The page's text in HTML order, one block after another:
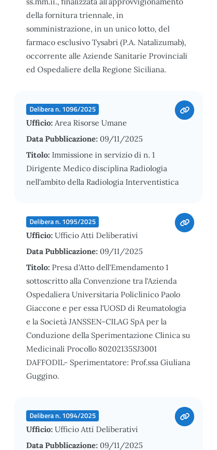
della fornitura triennale, in
somministrazione, in un unico lotto, del
farmaco esclusivo Tysabri (P.A. Natalizumab),
occorrente alle Aziende Sanitarie Provinciali
ed Ospedaliere della Regione Siciliana.
Delibera n. 1096/2025
Ufficio: Area Risorse Umane
Data Pubblicazione: 09/11/2025
Titolo: Immissione in servizio di n. 1
Dirigente Medico disciplina Radiologia
nell'ambito della Radiologia Interventistica
Delibera n. 1095/2025
Ufficio: Ufficio Atti Deliberativi
Data Pubblicazione: 09/11/2025
Titolo: Presa d'Atto dell'Emendamento 1
sottoscritto alla Convenzione tra l'Azienda
Ospedaliera Universitaria Policlinico Paolo
Giaccone e per essa l'UOSD di Reumatologia
e la Società JANSSEN-CILAG SpA per la
Conduzione della Sperimentazione Clinica su
Medicinali Procollo 80202135SJ3001
DAFFODIL- Sperimentatore: Prof.ssa Giuliana
Guggino.
Delibera n. 1094/2025
Ufficio: Ufficio Atti Deliberativi
Data Pubblicazione: 09/11/2025